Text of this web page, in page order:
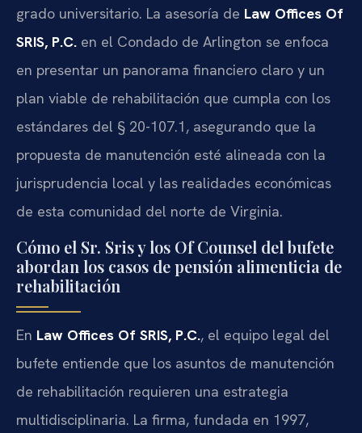
grado universitario. La asesoría de Law Offices Of
SRIS, P.C. en el Condado de Arlington se enfoca
en presentar un panorama financiero claro y un
plan viable de rehabilitación que cumpla con los
estándares del § 20-107.1, asegurando que la
propuesta de manutención esté alineada con la
jurisprudencia local y las realidades económicas
de esta comunidad del norte de Virginia.
Cómo el Sr. Sris y los Of Counsel del bufete
abordan los casos de pensión alimenticia de
rehabilitación
En Law Offices Of SRIS, P.C., el equipo legal del
bufete entiende que los asuntos de manutención
de rehabilitación requieren una estrategia
multidisciplinaria. La firma, fundada en 1997,